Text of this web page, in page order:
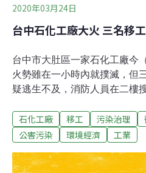
2020年03月24日
台中石化工廠大火 三名移
台中市大肚區一家石化工廠今
火勢雖在一小時內就撲滅，但
疑逃生不及，消防人員在二樓
區，二樓隔有三間移工宿舍。
傍晚6時38分消防隊接獲報告
（護）車22輛、人員44名搶救
石化工廠 移工 污染治理
公害污染
環境經濟 工業